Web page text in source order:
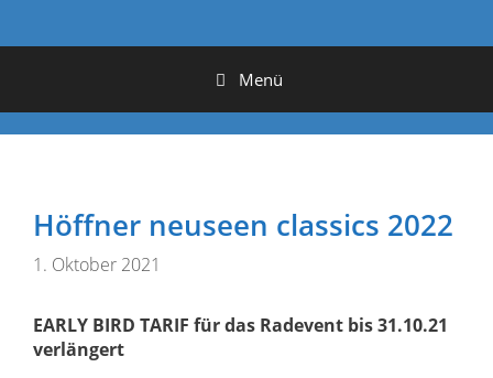
Menü
Höffner neuseen classics 2022
1. Oktober 2021
EARLY BIRD TARIF für das Radevent bis 31.10.21
verlängert